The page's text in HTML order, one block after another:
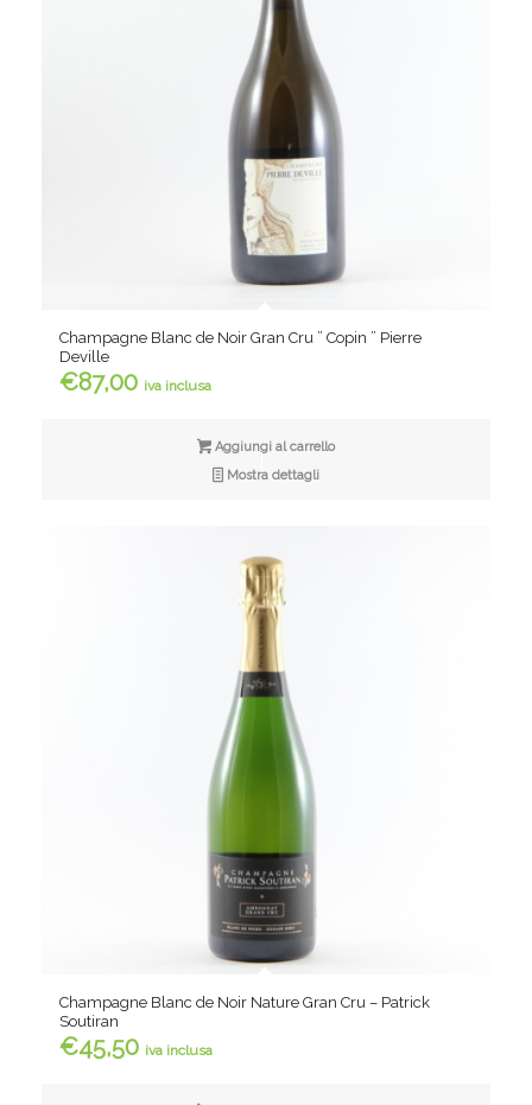
Champagne Blanc de Noir Gran Cru ” Copin ” Pierre
Deville
€87,00 iva inclusa
Aggiungi al carrello
Mostra dettagli
Champagne Blanc de Noir Nature Gran Cru – Patrick
Soutiran
€45,50 iva inclusa